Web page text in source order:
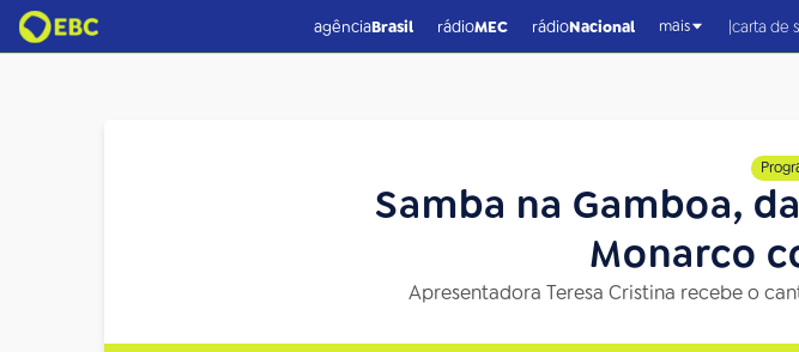
agênciaBrasil rádioMEC rádioNacional mais |carta de
Samba na Gamboa,
Monarco
Apresentadora Teresa Cristina recebe o